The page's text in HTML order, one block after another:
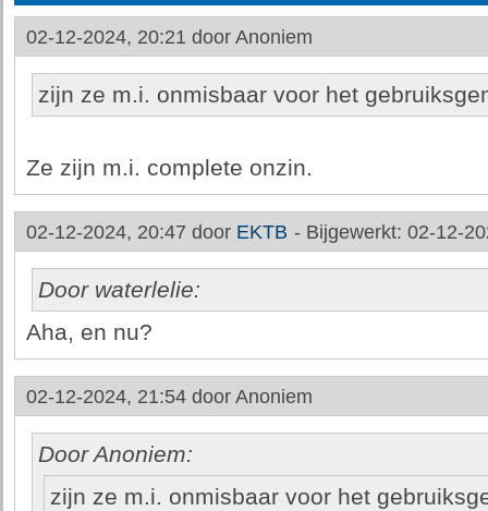
02-12-2024, 20:21 door Anoniem
zijn ze m.i. onmisbaar voor het
Ze zijn m.i. complete onzin.
02-12-2024, 20:47 door EKTB - Bijgewerkt: 02-12-
Door waterlelie:
Aha, en nu?
02-12-2024, 21:54 door Anoniem
Door Anoniem:
zijn ze m.i. onmisbaar voor het